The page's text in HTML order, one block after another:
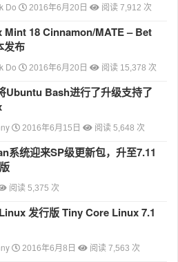
Do 2016年6月20日 阅读 7,912 次
Mint 18 Cinnamon/MATE – Bet
发布
Do 2016年6月20日 阅读 15,378 次
Ubuntu Bash进行了升级支持了
2016年6月15日 阅读 5,648 次
系统迎来SP级更新包，升至7.11
阅读 5,375 次
发行版 Tiny Core Linux 7.1
2016年6月8日 阅读 7,563 次